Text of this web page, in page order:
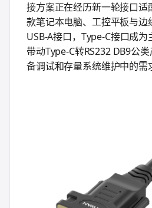
接方案正在经历新一轮接口适
款笔记本电脑、工控平板与边
USB-A接口，Type-C接口成为
带动Type-C转RS232 DB9公
备调试和存量系统维护中的需